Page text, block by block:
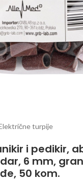
turpije
i pedikir,
6 mm,
50 kom.